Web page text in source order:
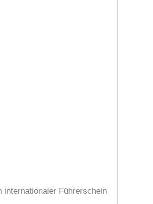
internationaler Führerschein